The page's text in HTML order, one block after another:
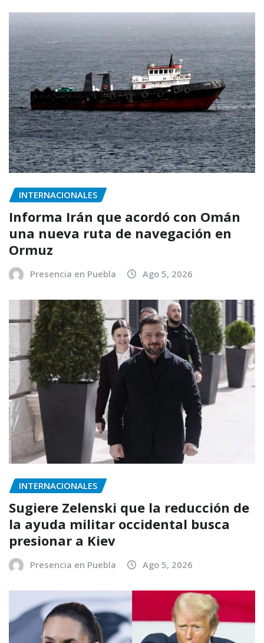
INTERNACIONALES
Informa Irán que acordó con Omán
una nueva ruta de navegación en
Ormuz
Presencia en Puebla Ago 5, 2026
INTERNACIONALES
Sugiere Zelenski que la reducción de
la ayuda militar occidental busca
presionar a Kiev
Presencia en Puebla Ago 5, 2026